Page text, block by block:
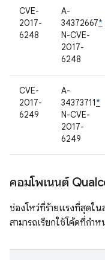
CVE-
2017-
6248
A-
34372667*
N-CVE-
2017-
6248
CVE-
2017-
6249
A-
34373711*
N-CVE-
2017-
6249
คอมโพเนนต์
ช่องโหว่ที่ร้ายแรงที่สุดใ
สามารถเรียกใช้โค้ดที่กำ